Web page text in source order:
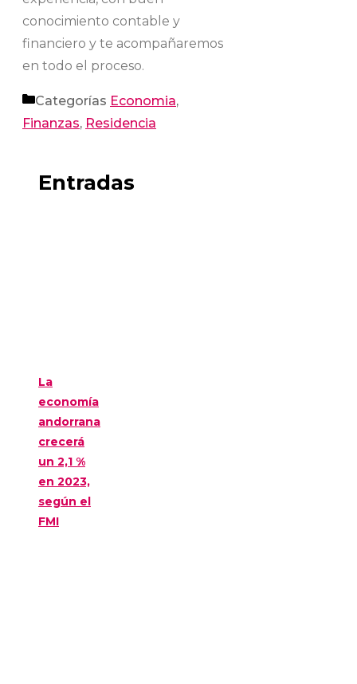
conocimiento contable y
financiero y te acompañaremos
en todo el proceso.
Categorías Economia,
Finanzas, Residencia
Entradas
La
economía
andorrana
crecerá
un 2,1 %
en 2023,
según el
FMI